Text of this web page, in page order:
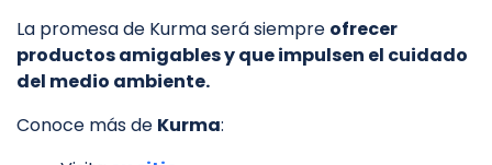
La promesa de Kurma será siempre ofrecer
productos amigables y que impulsen el cuidado
del medio ambiente.
Conoce más de Kurma: